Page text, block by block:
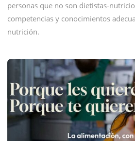
personas que no son dietistas-
competencias y conocimientos
nutrición.